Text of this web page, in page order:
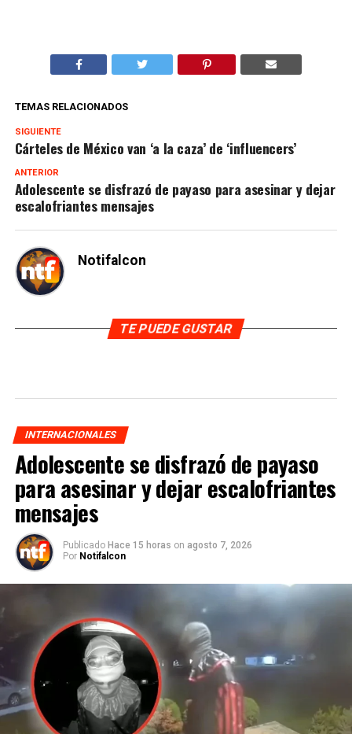
TEMAS RELACIONADOS
SIGUIENTE
Cárteles de México van ‘a la caza’ de ‘influencers’
ANTERIOR
Adolescente se disfrazó de payaso para asesinar y dejar
escalofriantes mensajes
Notifalcon
TE PUEDE GUSTAR
INTERNACIONALES
Adolescente se disfrazó de payaso
para asesinar y dejar escalofriantes
mensajes
Publicado Hace 15 horas on agosto 7, 2026
Por Notifalcon